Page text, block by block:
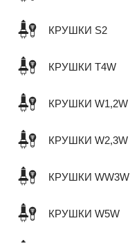
КРУШКИ S2
КРУШКИ T4W
КРУШКИ W1,2W
КРУШКИ W2,3W
КРУШКИ WW3W
КРУШКИ W5W